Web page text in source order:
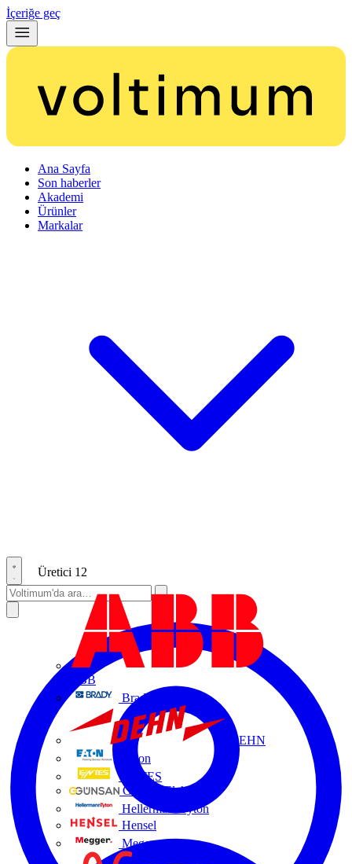
İçeriğe geç
Ana Sayfa
Son haberler
Akademi
Ürünler
Markalar
Üretici 12
ABB
Brady
DEHN
Eaton
ENTES
Günsan Elektrik
HellermannTyton
Hensel
Megger